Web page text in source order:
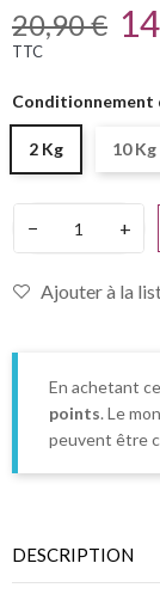
20,90 €
TTC
Conditionnement
2 Kg 10 Kg
− +
Ajouter à la
En achetant
points. Le
peuvent être
DESCRIPTION